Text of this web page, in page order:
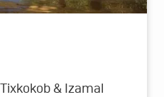
Tixkokob & Izamal